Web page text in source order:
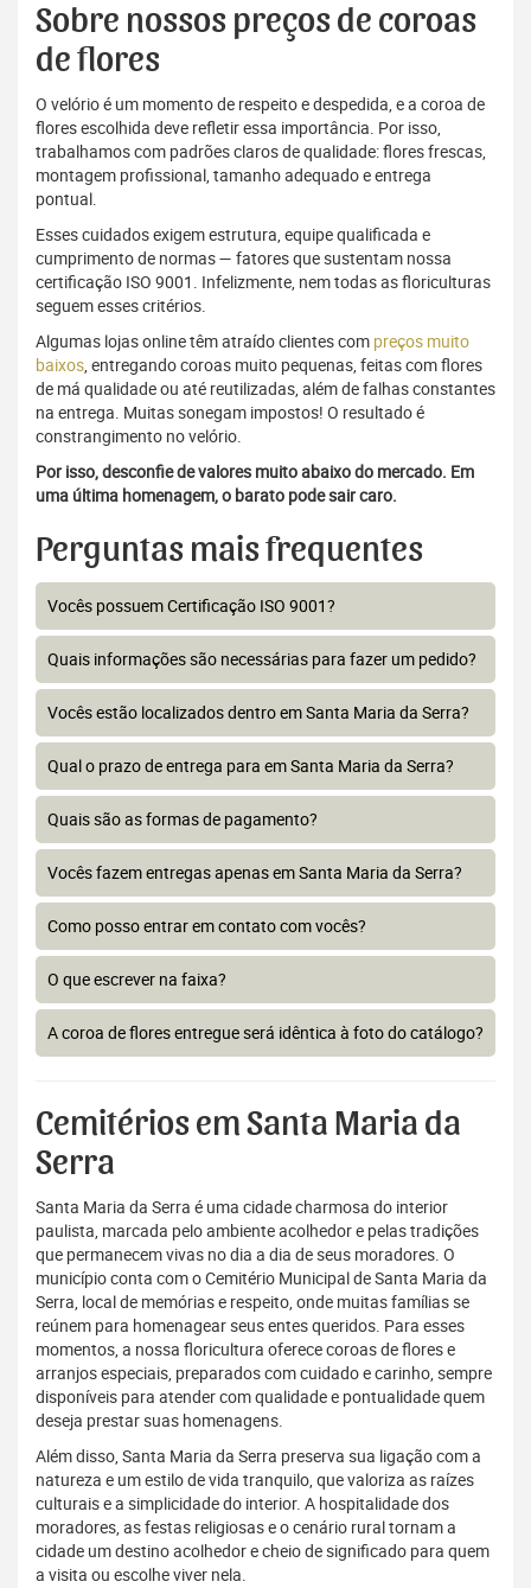
Sobre nossos preços de coroas
de flores
O velório é um momento de respeito e despedida, e a coroa de
flores escolhida deve refletir essa importância. Por isso,
trabalhamos com padrões claros de qualidade: flores frescas,
montagem profissional, tamanho adequado e entrega
pontual.
Esses cuidados exigem estrutura, equipe qualificada e
cumprimento de normas — fatores que sustentam nossa
certificação ISO 9001. Infelizmente, nem todas as floriculturas
seguem esses critérios.
Algumas lojas online têm atraído clientes com preços muito
baixos, entregando coroas muito pequenas, feitas com flores
de má qualidade ou até reutilizadas, além de falhas constantes
na entrega. Muitas sonegam impostos! O resultado é
constrangimento no velório.
Por isso, desconfie de valores muito abaixo do mercado. Em
uma última homenagem, o barato pode sair caro.
Perguntas mais frequentes
Vocês possuem Certificação ISO 9001?
Quais informações são necessárias para fazer um pedido?
Vocês estão localizados dentro em Santa Maria da Serra?
Qual o prazo de entrega para em Santa Maria da Serra?
Quais são as formas de pagamento?
Vocês fazem entregas apenas em Santa Maria da Serra?
Como posso entrar em contato com vocês?
O que escrever na faixa?
A coroa de flores entregue será idêntica à foto do catálogo?
Cemitérios em Santa Maria da
Serra
Santa Maria da Serra é uma cidade charmosa do interior
paulista, marcada pelo ambiente acolhedor e pelas tradições
que permanecem vivas no dia a dia de seus moradores. O
município conta com o Cemitério Municipal de Santa Maria da
Serra, local de memórias e respeito, onde muitas famílias se
reúnem para homenagear seus entes queridos. Para esses
momentos, a nossa floricultura oferece coroas de flores e
arranjos especiais, preparados com cuidado e carinho, sempre
disponíveis para atender com qualidade e pontualidade quem
deseja prestar suas homenagens.
Além disso, Santa Maria da Serra preserva sua ligação com a
natureza e um estilo de vida tranquilo, que valoriza as raízes
culturais e a simplicidade do interior. A hospitalidade dos
moradores, as festas religiosas e o cenário rural tornam a
cidade um destino acolhedor e cheio de significado para quem
a visita ou escolhe viver nela.